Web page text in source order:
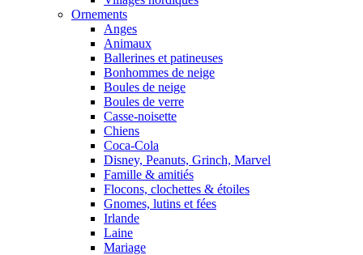
Ornements
Anges
Animaux
Ballerines et patineuses
Bonhommes de neige
Boules de neige
Boules de verre
Casse-noisette
Chiens
Coca-Cola
Disney, Peanuts, Grinch, Marvel
Famille & amitiés
Flocons, clochettes & étoiles
Gnomes, lutins et fées
Irlande
Laine
Mariage